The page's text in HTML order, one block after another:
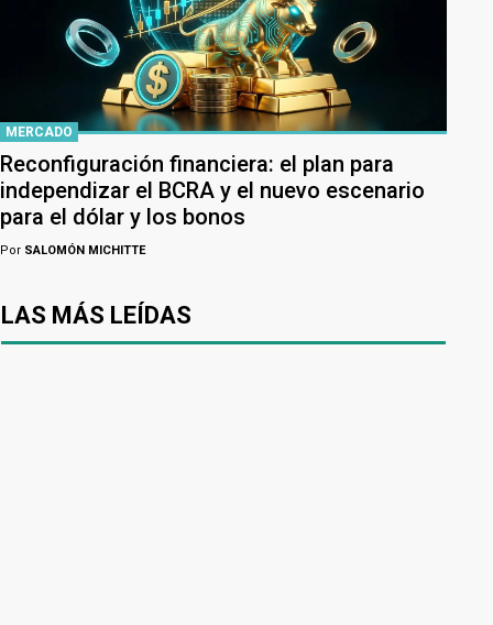
MERCADO
Reconfiguración financiera: el plan para
independizar el BCRA y el nuevo escenario
para el dólar y los bonos
Por SALOMÓN MICHITTE
LAS MÁS LEÍDAS